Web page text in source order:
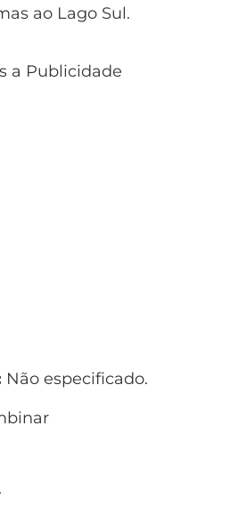
ao Lago Sul.
a Publicidade
Não especificado.